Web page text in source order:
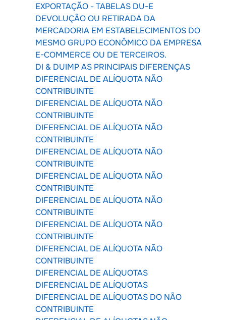
EXPORTAÇÃO - TABELAS DU-E
DEVOLUÇÃO OU RETIRADA DA
MERCADORIA EM ESTABELECIMENTOS DO
MESMO GRUPO ECONÔMICO DA EMPRESA
E-COMMERCE OU DE TERCEIROS.
DI & DUIMP AS PRINCIPAIS DIFERENÇAS
DIFERENCIAL DE ALÍQUOTA NÃO
CONTRIBUINTE
DIFERENCIAL DE ALÍQUOTA NÃO
CONTRIBUINTE
DIFERENCIAL DE ALÍQUOTA NÃO
CONTRIBUINTE
DIFERENCIAL DE ALÍQUOTA NÃO
CONTRIBUINTE
DIFERENCIAL DE ALÍQUOTA NÃO
CONTRIBUINTE
DIFERENCIAL DE ALÍQUOTA NÃO
CONTRIBUINTE
DIFERENCIAL DE ALÍQUOTA NÃO
CONTRIBUINTE
DIFERENCIAL DE ALÍQUOTA NÃO
CONTRIBUINTE
DIFERENCIAL DE ALÍQUOTAS
DIFERENCIAL DE ALÍQUOTAS
DIFERENCIAL DE ALÍQUOTAS DO NÃO
CONTRIBUINTE